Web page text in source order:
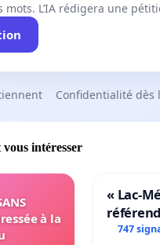
mots. L’IA rédigera une
Confidentialité dès
intéresser
à la
« Lac-
747